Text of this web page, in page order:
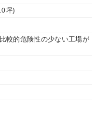
坪)
較的危険性の少ない工場が